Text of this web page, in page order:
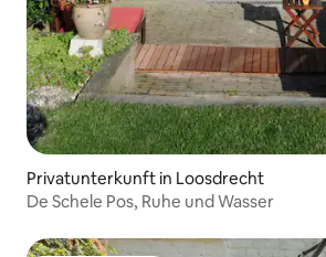
Privatunterkunft in Loosdrecht
De Schele Pos, Ruhe und Wasser